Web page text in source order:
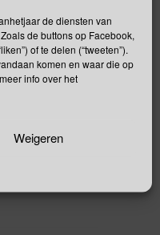
de diensten van
de buttons op Facebook,
of te delen (“tweeten”).
komen en waar die op
info over het
Weigeren
Lees verder